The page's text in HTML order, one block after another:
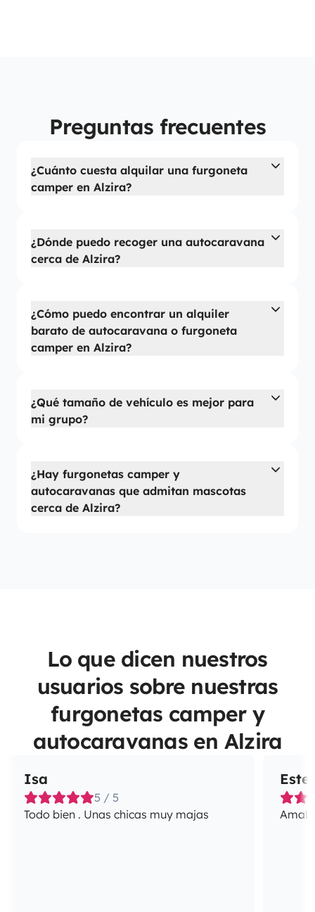
Preguntas frecuentes
¿Cuánto cuesta alquilar una furgoneta
camper en Alzira?
¿Dónde puedo recoger una autocaravana
cerca de Alzira?
¿Cómo puedo encontrar un alquiler
barato de autocaravana o furgoneta
camper en Alzira?
¿Qué tamaño de vehículo es mejor para
mi grupo?
¿Hay furgonetas camper y
autocaravanas que admitan mascotas
cerca de Alzira?
Lo que dicen nuestros
usuarios sobre nuestras
furgonetas camper y
autocaravanas en Alzira
Isa
5 / 5
Todo bien . Unas chicas muy majas